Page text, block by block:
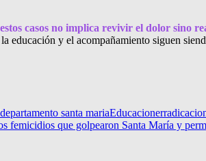
casos no implica revivir el dolor sino
educación y el acompañamiento siguen
departamento santa mariaEducacion
femicidios que golpearon Santa María y